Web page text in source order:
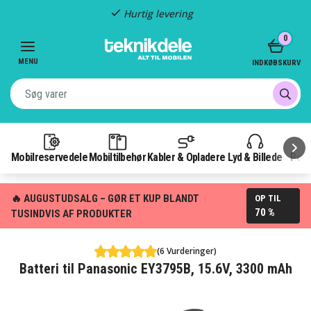
Hurtig levering
MENU
Mobilreservedele Mobiltilbehør Kabler & Opladere Lyd & Billede
0
INDKØBSKURV
🔥 AUGUSTUDSALG – GØR ET KUP BLANDT
TUSINDVIS AF PRODUKTER
OP TIL
70 %
(6 Vurderinger)
Batteri til Panasonic EY3795B, 15.6V, 3300 mAh